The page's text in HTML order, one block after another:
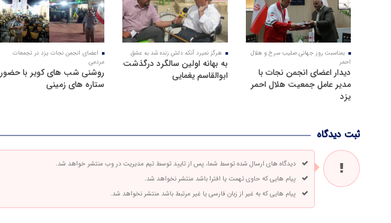
بمناسبت روز جهانی صلیب سرخ و هلال
احمر
دیدار اعضای انجمن نجات با
مدیر عامل جمعیت هلال احمر
یزد
هرگز نمیرد آنکه دلش زنده شد به عشق
به بهانه اولین سالگرد درگذشت
ابوالقاسم یغمایی
اعضای انجمن نجات یزد در تجمعات
مردمی
روشنی شب های کویر با حضور
ستاره های زمینی
ثبت دیدگاه
دیدگاه های ارسال شده توسط شما، پس از تایید توسط تیم مدیریت در وب منتشر خواهد شد.
پیام هایی که حاوی تهمت یا افترا باشد منتشر نخواهد شد.
پیام هایی که به غیر از زبان فارسی یا غیر مرتبط باشد منتشر نخواهد شد.